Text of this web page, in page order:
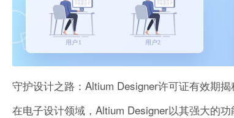
守护设计之路：Altium Designer许可证有效期揭
在电子设计领域，Altium Designer以其强大的